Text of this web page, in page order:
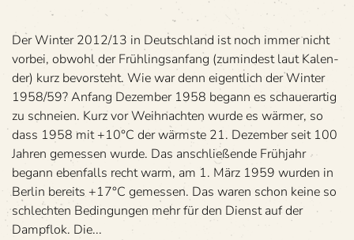
Der Win­ter 2012/13 in Deutsch­land ist noch immer nicht
vor­bei, obwohl der Früh­lings­an­fang (zumin­dest laut Kalen­
der) kurz bevor­steht. Wie war denn eigent­lich der Win­ter
1958/59? Anfang Dezem­ber 1958 begann es schau­er­ar­tig
zu schneien. Kurz vor Weih­nach­ten wurde es wär­mer, so
dass 1958 mit +10°C der wärmste 21. Dezem­ber seit 100
Jah­ren gemes­sen wurde. Das anschlie­ßende Früh­jahr
begann eben­falls recht warm, am 1. März 1959 wur­den in
Ber­lin bereits +17°C gemes­sen. Das waren schon keine so
schlech­ten Bedin­gun­gen mehr für den Dienst auf der
Dampflok. Die...